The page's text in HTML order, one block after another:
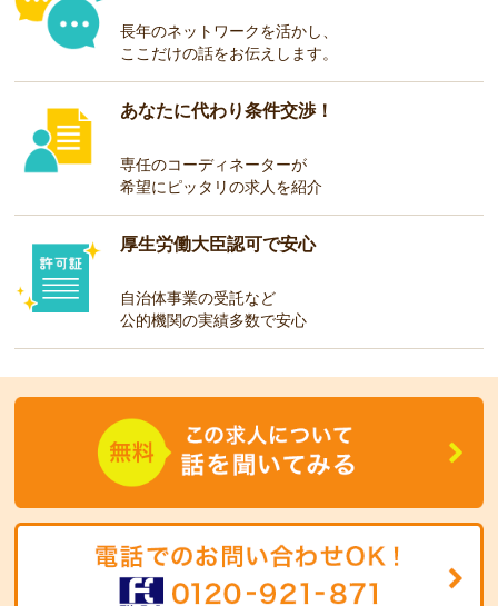
長年のネットワークを活かし、
ここだけの話をお伝えします。
あなたに代わり条件交渉！
専任のコーディネーターが
希望にピッタリの求人を紹介
厚生労働大臣認可で安心
自治体事業の受託など
公的機関の実績多数で安心